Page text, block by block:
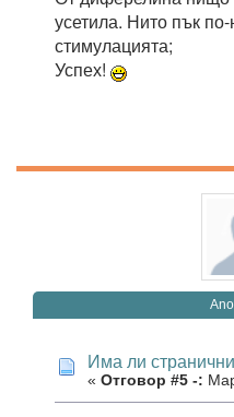
усетила. Нито пък по-
стимулацията;
Успех!
Има ли
« Отговор #5 -: